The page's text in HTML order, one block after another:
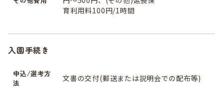
育利用料100円/1時間
入園手続き
申込/選考方
法
文書の交付(郵送または説明会での配布等)